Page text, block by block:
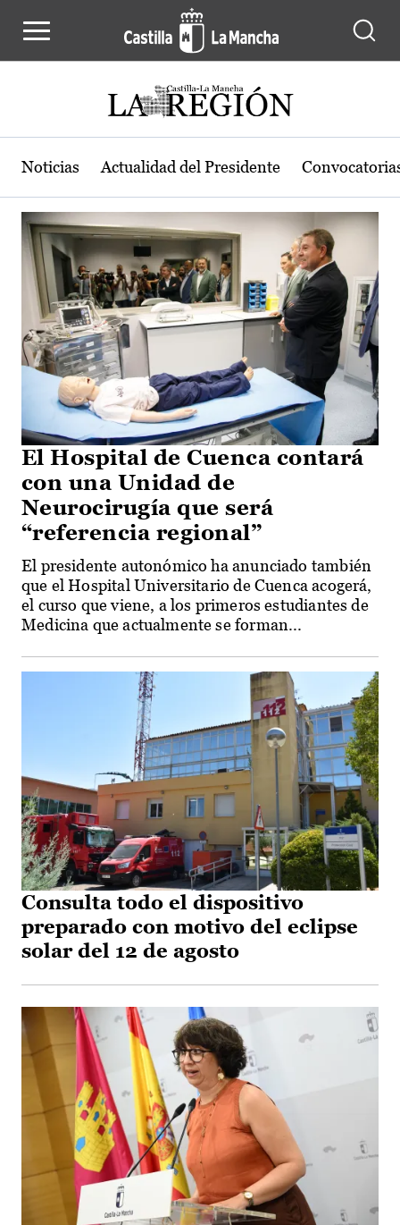
Actualidad de la región de Castilla-
Noticias Actualidad del Presidente
El Hospital de Cuenca contará
con una Unidad de
Neurocirugía que será
“referencia regional”
El presidente autonómico ha anunciado también
que el Hospital Universitario de Cuenca acogerá,
el curso que viene, a los primeros estudiantes de
Medicina que actualmente se forman...
Consulta todo el dispositivo
preparado con motivo del eclipse
solar del 12 de agosto